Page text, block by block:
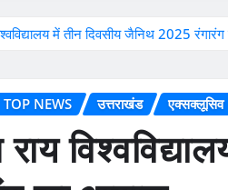
में तीन दिवसीय जैनिथ 2025
TOP NEWS उत्तराखंड एक्सक्लूसिव